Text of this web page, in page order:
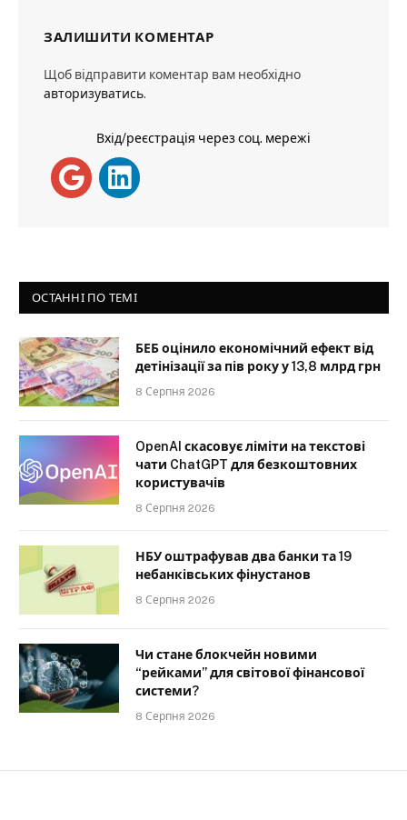
ЗАЛИШИТИ КОМЕНТАР
Щоб відправити коментар вам необхідно
авторизуватись.
Вхід/реєстрація через соц. мережі
ОСТАННІ ПО ТЕМІ
БЕБ оцінило економічний ефект від
детінізації за пів року у 13,8 млрд грн
8 Серпня 2026
OpenAI скасовує ліміти на текстові
чати ChatGPT для безкоштовних
користувачів
8 Серпня 2026
НБУ оштрафував два банки та 19
небанківських фінустанов
8 Серпня 2026
Чи стане блокчейн новими
“рейками” для світової фінансової
системи?
8 Серпня 2026